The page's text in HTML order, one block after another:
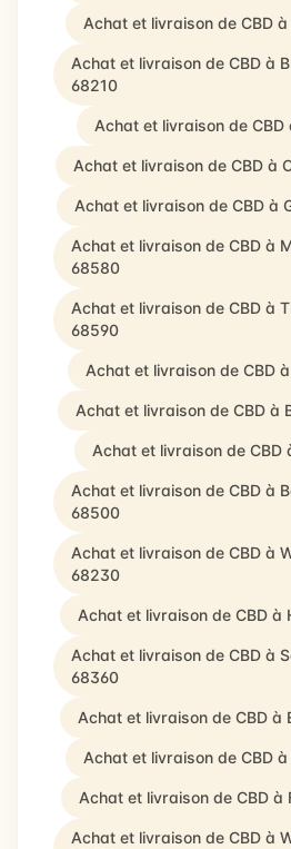
Achat et livraison de CBD
Achat et livraison de CBD à
68210
Achat et livraison de
Achat et livraison de CBD à
Achat et livraison de CBD à
Achat et livraison de CBD à
68580
Achat et livraison de CBD à
68590
Achat et livraison de CBD
Achat et livraison de CBD à
Achat et livraison de CBD
Achat et livraison de CBD à
68500
Achat et livraison de CBD à
68230
Achat et livraison de CBD à
Achat et livraison de CBD à
68360
Achat et livraison de CBD à
Achat et livraison de CBD
Achat et livraison de CBD à
Achat et livraison de CBD à